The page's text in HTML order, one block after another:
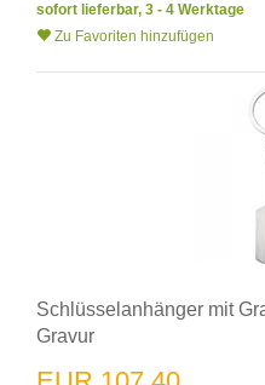
sofort lieferbar, 3 - 4 Werktage
Zu Favoriten hinzufügen
Schlüsselanhänger mit
Gravur